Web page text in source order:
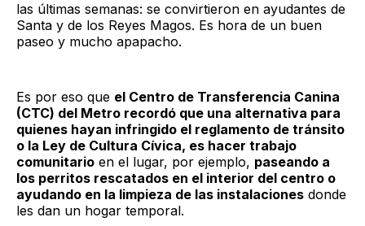
las últimas semanas: se convirtieron en ayudantes de
Santa y de los Reyes Magos. Es hora de un buen
paseo y mucho apapacho.
Es por eso que el Centro de Transferencia Canina
(CTC) del Metro recordó que una alternativa para
quienes hayan infringido el reglamento de tránsito
o la Ley de Cultura Cívica, es hacer trabajo
comunitario en el lugar, por ejemplo, paseando a
los perritos rescatados en el interior del centro o
ayudando en la limpieza de las instalaciones donde
les dan un hogar temporal.